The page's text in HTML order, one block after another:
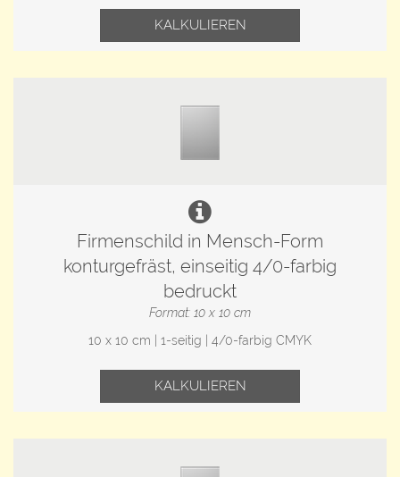
KALKULIEREN
Firmenschild in Mensch-Form
konturgefräst, einseitig 4/0-farbig
bedruckt
Format: 10 x 10 cm
10 x 10 cm | 1-seitig | 4/0-farbig CMYK
KALKULIEREN